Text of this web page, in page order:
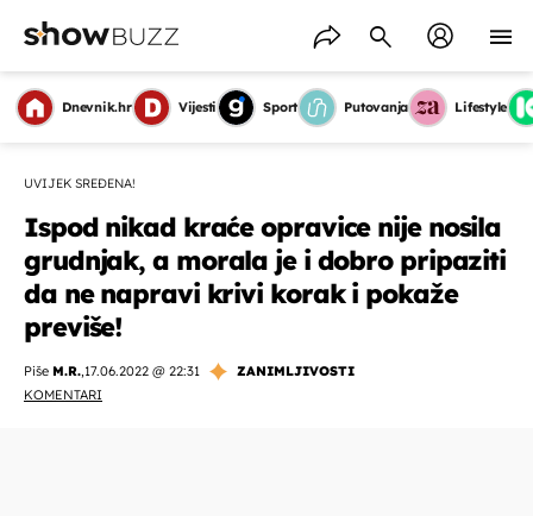
Dnevnik.hr Vijesti Sport Putovanja Lifestyle
UVIJEK SREĐENA!
Ispod nikad kraće opravice nije nosila
grudnjak, a morala je i dobro pripaziti
da ne napravi krivi korak i pokaže
previše!
Piše M.R.,17.06.2022 @ 22:31
ZANIMLJIVOSTI
KOMENTARI